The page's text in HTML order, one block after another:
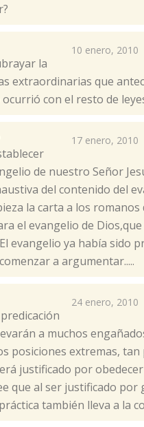
10 enero, 2010
la
extraordinarias que
con el resto de
17 enero, 2010
de nuestro Señor
del contenido del
la carta a los romanos
el evangelio de Dios,que
evangelio ya había sido
a argumentar.....
24 enero, 2010
a muchos
posiciones extremas, tan
justificado por
que al ser justificado por
también lleva a la